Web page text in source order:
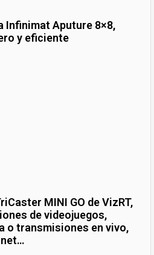
Infinimat Aputure 8×8,
y eficiente
MINI GO de VizRT,
de videojuegos,
o transmisiones en vivo,